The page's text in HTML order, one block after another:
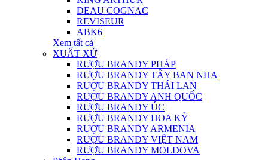
DEAU COGNAC
REVISEUR
ABK6
Xem tất cả
XUẤT XỨ
RƯỢU BRANDY PHÁP
RƯỢU BRANDY TÂY BAN NHA
RƯỢU BRANDY THÁI LAN
RƯỢU BRANDY ANH QUỐC
RƯỢU BRANDY ÚC
RƯỢU BRANDY HOA KỲ
RƯỢU BRANDY ARMENIA
RƯỢU BRANDY VIỆT NAM
RƯỢU BRANDY MOLDOVA